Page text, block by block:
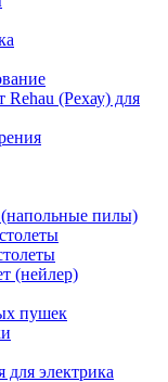
(Рехау) для
пилы)
(нейлер)
пушек
электрика